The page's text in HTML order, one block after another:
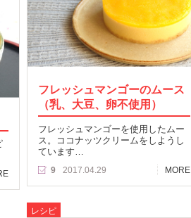
フレッシュマンゴーのムース
（乳、大豆、卵不使用）
フレッシュマンゴーを使用したムー
ス。ココナッツクリームをしようし
ています…
9 2017.04.29 MORE
レシピ